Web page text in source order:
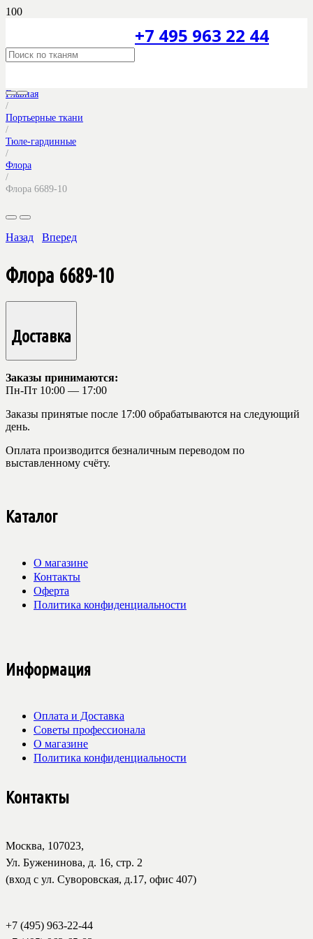
+7 495 963 22 44
Главная
/
Портьерные ткани
/
Тюле-гардинные
/
Флора
/
Флора 6689-10
Назад Вперед
Флора 6689-10
Доставка
Заказы принимаются:
Пн-Пт 10:00 — 17:00
Заказы принятые после 17:00 обрабатываются на следующий
день.
Оплата производится безналичным переводом по
выставленному счёту.
Каталог
О магазине
Контакты
Оферта
Политика конфиденциальности
Информация
Оплата и Доставка
Советы профессионала
О магазине
Политика конфиденциальности
Контакты
Москва, 107023,
Ул. Буженинова, д. 16, стр. 2
(вход с ул. Суворовская, д.17, офис 407)
+7 (495) 963-22-44